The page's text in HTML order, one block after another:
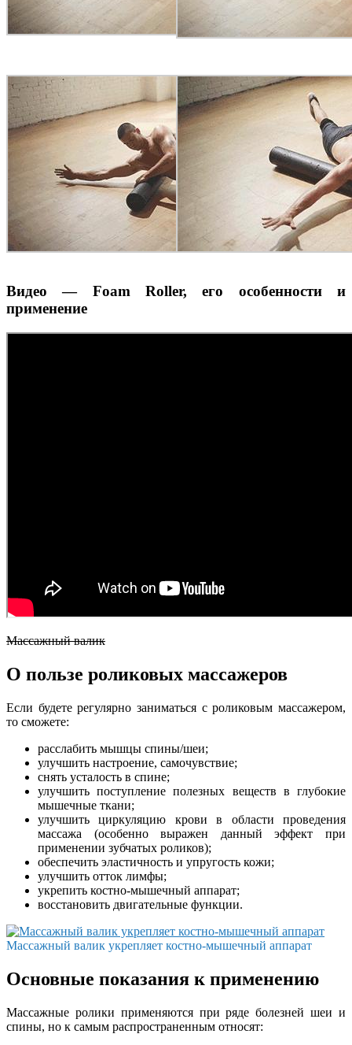
Видео — Foam Roller, его особенности и
применение
Массажный валик
О пользе роликовых массажеров
Если будете регулярно заниматься с роликовым массажером,
то сможете:
расслабить мышцы спины/шеи;
улучшить настроение, самочувствие;
снять усталость в спине;
улучшить поступление полезных веществ в глубокие
мышечные ткани;
улучшить циркуляцию крови в области проведения
массажа (особенно выражен данный эффект при
применении зубчатых роликов);
обеспечить эластичность и упругость кожи;
улучшить отток лимфы;
укрепить костно-мышечный аппарат;
восстановить двигательные функции.
Массажный валик укрепляет костно-мышечный аппарат
Основные показания к применению
Массажные ролики применяются при ряде болезней шеи и
спины, но к самым распространенным относят: